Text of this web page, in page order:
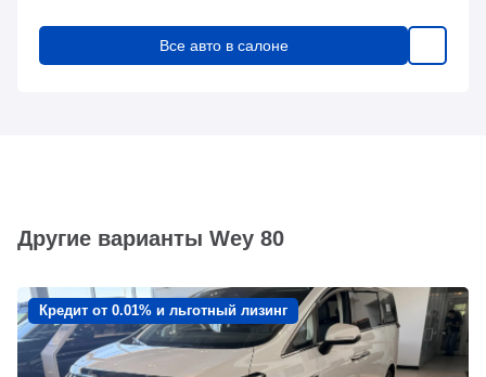
Все авто в салоне
Другие варианты Wey 80
Кредит от 0.01% и льготный лизинг